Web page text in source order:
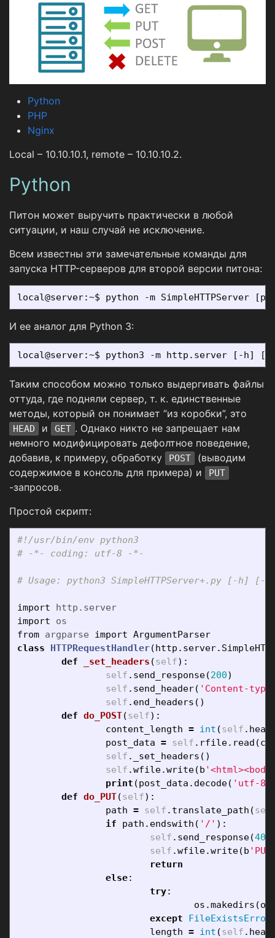
Python
PHP
Nginx
Local – 10.10.10.1, remote – 10.10.10.2.
Python
Питон может выручить практически в любой
ситуации, и наш случай не исключение.
Всем известны эти замечательные команды для
запуска HTTP-серверов для второй версии питона:
И ее аналог для Python 3:
Таким способом можно только выдергивать файлы
оттуда, где подняли сервер, т. к. единственные
методы, который он понимает “из коробки”, это
HEAD и GET . Однако никто не запрещает нам
немного модифицировать дефолтное поведение,
добавив, к примеру, обработку
POST
(выводим
содержимое в консоль для примера) и
PUT
-запросов.
Простой скрипт:
#!/usr/bin/env python3
import
http.server
import
os
from argparse import ArgumentParser
class
HTTPRequestHandler(http . server.
def
_set_headers (self):
self . send_response(200)
self . send_header( 'Content-
self . end_headers ()
def do_POST(self):
content_length = int (self .
post_data = self . rfile. read (
self . _set_headers ()
self .wfile.write(b
print (post_data . decode( 'utf-8'
def do_PUT(self):
path = self . translate_path (
if
path . endswith ( '/' ):
self . send_response(405
self .wfile.write(b
return
else:
try:
os .makedirs (os
except
FileExistsError
length = int (self .